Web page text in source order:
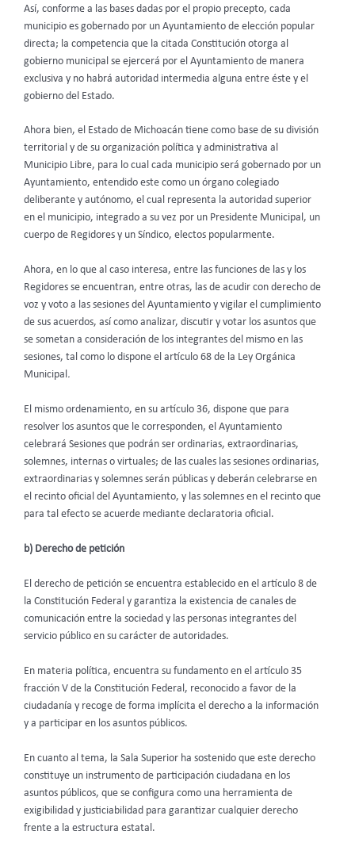
Así, conforme a las bases dadas por el propio precepto, cada
municipio es gobernado por un Ayuntamiento de elección popular
directa; la competencia que la citada Constitución otorga al
gobierno municipal se ejercerá por el Ayuntamiento de manera
exclusiva y no habrá autoridad intermedia alguna entre éste y el
gobierno del Estado.
Ahora bien, el Estado de Michoacán tiene como base de su división
territorial y de su organización política y administrativa al
Municipio Libre, para lo cual cada municipio será gobernado por un
Ayuntamiento, entendido este como un órgano colegiado
deliberante y autónomo, el cual representa la autoridad superior
en el municipio, integrado a su vez por un Presidente Municipal, un
cuerpo de Regidores y un Síndico, electos popularmente.
Ahora, en lo que al caso interesa, entre las funciones de las y los
Regidores se encuentran, entre otras, las de acudir con derecho de
voz y voto a las sesiones del Ayuntamiento y vigilar el cumplimiento
de sus acuerdos, así como analizar, discutir y votar los asuntos que
se sometan a consideración de los integrantes del mismo en las
sesiones, tal como lo dispone el artículo 68 de la Ley Orgánica
Municipal .
El mismo ordenamiento, en su artículo 36, dispone que para
resolver los asuntos que le corresponden, el Ayuntamiento
celebrará Sesiones que podrán ser ordinarias, extraordinarias,
solemnes, internas o virtuales; de las cuales las sesiones ordinarias,
extraordinarias y solemnes serán públicas y deberán celebrarse en
el recinto oficial del Ayuntamiento, y las solemnes en el recinto que
para tal efecto se acuerde mediante declaratoria oficial.
b) Derecho de petición
El derecho de petición se encuentra establecido en el artículo 8 de
la Constitución Federal y garantiza la existencia de canales de
comunicación entre la sociedad y las personas integrantes del
servicio público en su carácter de autoridades.
En materia política, encuentra su fundamento en el artículo 35
fracción V de la Constitución Federal, reconocido a favor de la
ciudadanía y recoge de forma implícita el derecho a la información
y a participar en los asuntos públicos.
En cuanto al tema, la Sala Superior ha sostenido que este derecho
constituye un instrumento de participación ciudadana en los
asuntos públicos, que se configura como una herramienta de
exigibilidad y justiciabilidad para garantizar cualquier derecho
frente a la estructura estatal.